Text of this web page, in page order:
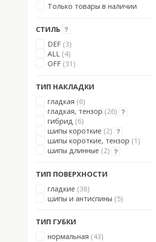
Только товары в наличии
СТИЛЬ
DEF (3)
ALL (4)
OFF (31)
ТИП НАКЛАДКИ
гладкая (6)
гладкая, тензор (26)
гибрид (6)
шипы короткие (2)
шипы короткие, тензор (1)
шипы длинные (2)
ТИП ПОВЕРХНОСТИ
гладкие (38)
шипы и антиспины (5)
ТИП ГУБКИ
нормальная (43)